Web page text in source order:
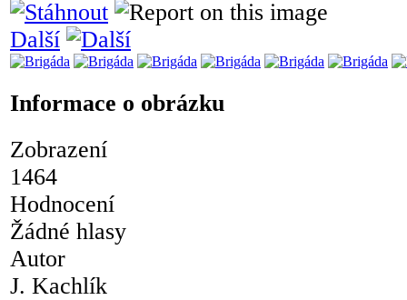
Další
Informace o obrázku
Zobrazení
1464
Hodnocení
Žádné hlasy
Autor
J. Kachlík